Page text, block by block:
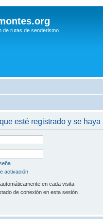
de rutas de senderismo
esté registrado y se
activación
en cada visita
de conexión en esta sesión